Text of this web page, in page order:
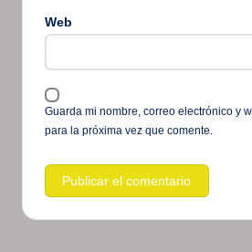
Web
Guarda mi nombre, correo electrónico y
para la próxima vez que comente.